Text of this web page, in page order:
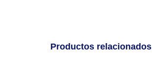
Productos relacionados